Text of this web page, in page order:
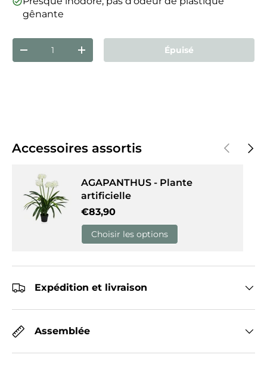
gênante
Qté
Diminuer la quantitéAugmenter la quantité
Épuisé
Accessoires assortis Précédent
AGAPANTHUS - Plante
artificielle
Prix habituel
€83,90
Choisir les options
Expédition et livraison
Assemblée